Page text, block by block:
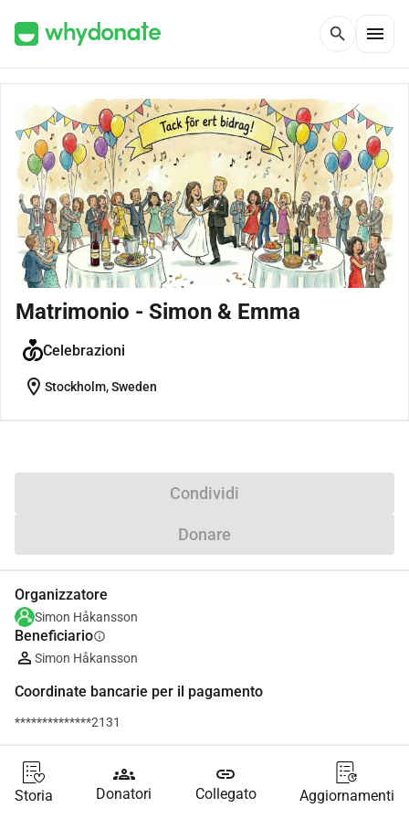
search menu
Matrimonio - Simon & Emma
Celebrazioni
location_on Stockholm, Sweden
Condividi
Donare
Organizzatore
Simon Håkansson
Beneficiarioinfo
Simon Håkansson
Coordinate bancarie per il pagamento
**************2131
Storia
groups
Donatori
link
Collegato Aggiornamenti